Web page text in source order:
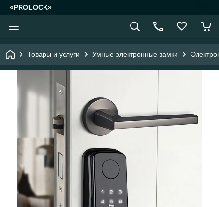
«PROLOCK»
Товары и услуги Умные электронные замки